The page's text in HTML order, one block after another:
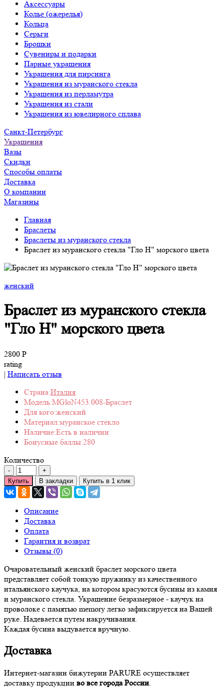
Аксессуары
Колье (ожерелья)
Кольца
Серьги
Брошки
Сувениры и подарки
Парные украшения
Украшения для пирсинга
Украшения из муранского стекла
Украшения из перламутра
Украшения из стали
Украшения из ювелирного сплава
Санкт-Петербург
Украшения
Вазы
Скидки
Способы оплаты
Доставка
О компании
Магазины
Главная
Браслеты
Браслеты из муранского стекла
Браслет из муранского стекла "Гло Н" морского цвета
женский
Браслет из муранского стекла
"Гло Н" морского цвета
2800 Р
rating
| Написать отзыв
Страна:Италия
Модель:MGloN453.008-Браслет
Для кого:женский
Материал:муранское стекло
Наличие:Есть в наличии
Бонусные баллы:280
Количество
Купить В закладки Купить в 1 клик
Описание
Доставка
Оплата
Гарантия и возврат
Отзывы (0)
Очаровательный женский браслет морского цвета
представляет собой тонкую пружинку из качественного
итальянского каучука, на котором красуются бусины из камня
и муранского стекла. Украшение безразмерное - каучук на
проволоке с памятью memory легко зафиксируется на Вашей
руке. Надевается путем накручивания.
Каждая бусина выдувается вручную.
Доставка
Интернет-магазин бижутерии PARURE осуществляет
доставку продукции во все города России